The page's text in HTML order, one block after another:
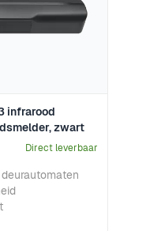
infrarood
zwart
Direct leverbaar
deurautomaten